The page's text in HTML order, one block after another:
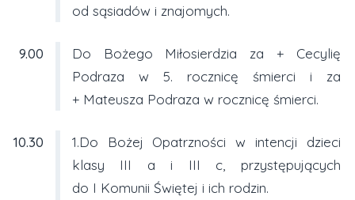
od sąsiadów i znajomych.
9.00
Do Bożego Miłosierdzia za + Cecylię
Podraza w 5. rocznicę śmierci i za
+ Mateusza Podraza w rocznicę śmierci.
10.30
1.Do Bożej Opatrzności w intencji dzieci
klasy III a i III c, przystępujących
do I Komunii Świętej i ich rodzin.